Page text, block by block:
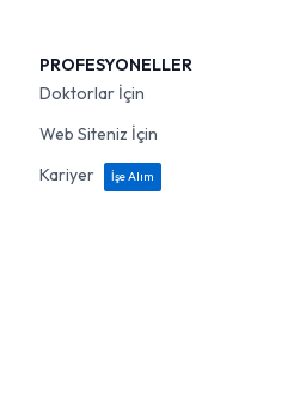
PROFESYONELLER
Doktorlar İçin
Web Siteniz İçin
Kariyer
İşe Alım